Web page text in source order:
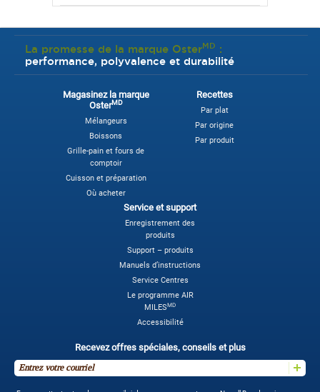
La promesse de la marque OsterMD :
performance, polyvalence et durabilité
Magasinez la marque
OsterMD
Mélangeurs
Boissons
Grille-pain et fours de
comptoir
Cuisson et préparation
Où acheter
Recettes
Par plat
Par origine
Par produit
Service et support
Enregistrement des
produits
Support – produits
Manuels d’instructions
Service Centres
Le programme AIR
MILESMD
Accessibilité
Recevez offres spéciales, conseils et plus